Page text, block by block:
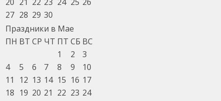
27 28 29 30
Праздники в Мае
ПН ВТ СР ЧТ ПТ СБ ВС
1
2
3
4
5 6 7 8 9
10
11
12 13 14 15 16 17
18 19 20 21 22 23 24